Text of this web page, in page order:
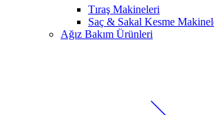
Tıraş Makineleri
Saç & Sakal Kesme
Ağız Bakım Ürünleri